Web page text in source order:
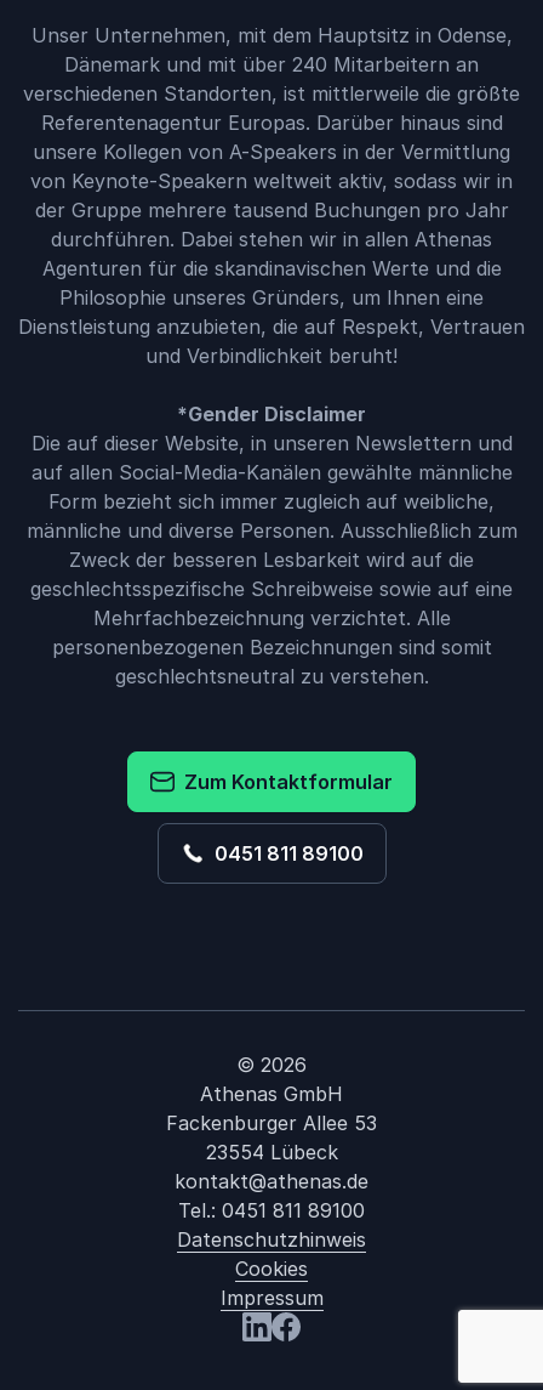
Unser Unternehmen, mit dem Hauptsitz in Odense,
Dänemark und mit über 240 Mitarbeitern an
verschiedenen Standorten, ist mittlerweile die größte
Referentenagentur Europas. Darüber hinaus sind
unsere Kollegen von A-Speakers in der Vermittlung
von Keynote-Speakern weltweit aktiv, sodass wir in
der Gruppe mehrere tausend Buchungen pro Jahr
durchführen. Dabei stehen wir in allen Athenas
Agenturen für die skandinavischen Werte und die
Philosophie unseres Gründers, um Ihnen eine
Dienstleistung anzubieten, die auf Respekt, Vertrauen
und Verbindlichkeit beruht!
*Gender Disclaimer
Die auf dieser Website, in unseren Newslettern und
auf allen Social-Media-Kanälen gewählte männliche
Form bezieht sich immer zugleich auf weibliche,
männliche und diverse Personen. Ausschließlich zum
Zweck der besseren Lesbarkeit wird auf die
geschlechtsspezifische Schreibweise sowie auf eine
Mehrfachbezeichnung verzichtet. Alle
personenbezogenen Bezeichnungen sind somit
geschlechtsneutral zu verstehen.
Zum Kontaktformular
0451 811 89100
© 2026
Athenas GmbH
Fackenburger Allee 53
23554 Lübeck
kontakt@athenas.de
Tel.: 0451 811 89100
Datenschutzhinweis
Cookies
Impressum